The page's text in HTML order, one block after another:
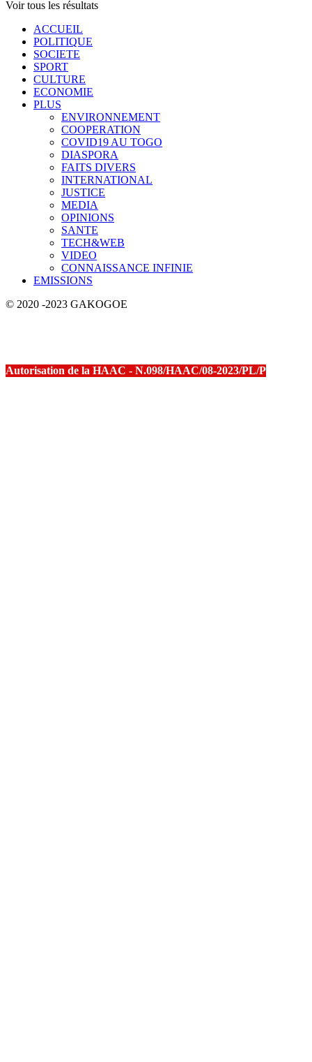
Voir tous les résultats
ACCUEIL
POLITIQUE
SOCIETE
SPORT
CULTURE
ECONOMIE
PLUS
ENVIRONNEMENT
COOPERATION
COVID19 AU TOGO
DIASPORA
FAITS DIVERS
INTERNATIONAL
JUSTICE
MEDIA
OPINIONS
SANTE
TECH&WEB
VIDEO
CONNAISSANCE INFINIE
EMISSIONS
© 2020 -2023 GAKOGOE
Autorisation de la HAAC - N.098/HAAC/08-2023/PL/P